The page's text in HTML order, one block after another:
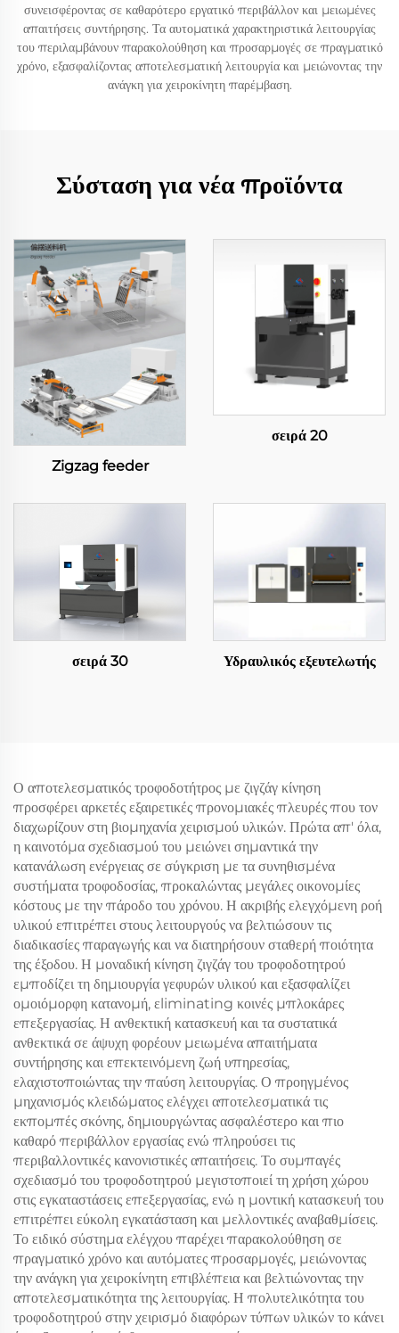
συνεισφέροντας σε καθαρότερο εργατικό περιβάλλον και μειωμένες
απαιτήσεις συντήρησης. Τα αυτοματικά χαρακτηριστικά λειτουργίας
του περιλαμβάνουν παρακολούθηση και προσαρμογές σε πραγματικό
χρόνο, εξασφαλίζοντας αποτελεσματική λειτουργία και μειώνοντας την
ανάγκη για χειροκίνητη παρέμβαση.
Σύσταση για νέα προϊόντα
Zigzag feeder
σειρά 20
σειρά 30 Υδραυλικός εξευτελωτής
Ο αποτελεσματικός τροφοδοτήτρος με ζιγζάγ κίνηση
προσφέρει αρκετές εξαιρετικές προνομιακές πλευρές που τον
διαχωρίζουν στη βιομηχανία χειρισμού υλικών. Πρώτα απ' όλα,
η καινοτόμα σχεδιασμού του μειώνει σημαντικά την
κατανάλωση ενέργειας σε σύγκριση με τα συνηθισμένα
συστήματα τροφοδοσίας, προκαλώντας μεγάλες οικονομίες
κόστους με την πάροδο του χρόνου. Η ακριβής ελεγχόμενη ροή
υλικού επιτρέπει στους λειτουργούς να βελτιώσουν τις
διαδικασίες παραγωγής και να διατηρήσουν σταθερή ποιότητα
της έξοδου. Η μοναδική κίνηση ζιγζάγ του τροφοδοτητρού
εμποδίζει τη δημιουργία γεφυρών υλικού και εξασφαλίζει
ομοιόμορφη κατανομή, εliminating κοινές μπλοκάρες
επεξεργασίας. Η ανθεκτική κατασκευή και τα συστατικά
ανθεκτικά σε άψυχη φορέουν μειωμένα απαιτήματα
συντήρησης και επεκτεινόμενη ζωή υπηρεσίας,
ελαχιστοποιώντας την παύση λειτουργίας. Ο προηγμένος
μηχανισμός κλειδώματος ελέγχει αποτελεσματικά τις
εκπομπές σκόνης, δημιουργώντας ασφαλέστερο και πιο
καθαρό περιβάλλον εργασίας ενώ πληρούσει τις
περιβαλλοντικές κανονιστικές απαιτήσεις. Το συμπαγές
σχεδιασμό του τροφοδοτητρού μεγιστοποιεί τη χρήση χώρου
στις εγκαταστάσεις επεξεργασίας, ενώ η μοντική κατασκευή του
επιτρέπει εύκολη εγκατάσταση και μελλοντικές αναβαθμίσεις.
Το ειδικό σύστημα ελέγχου παρέχει παρακολούθηση σε
πραγματικό χρόνο και αυτόματες προσαρμογές, μειώνοντας
την ανάγκη για χειροκίνητη επιβλέπεια και βελτιώνοντας την
αποτελεσματικότητα της λειτουργίας. Η πολυτελικότητα του
τροφοδοτητρού στην χειρισμό διαφόρων τύπων υλικών το κάνει